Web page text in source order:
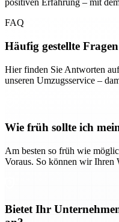
positiven Erfahrung – mit
FAQ
Häufig gestellte Fragen
Hier finden Sie Antworten
unseren Umzugsservice –
Wie früh sollte ich
Am besten so früh wie
Voraus. So können wir Ihren
Bietet Ihr